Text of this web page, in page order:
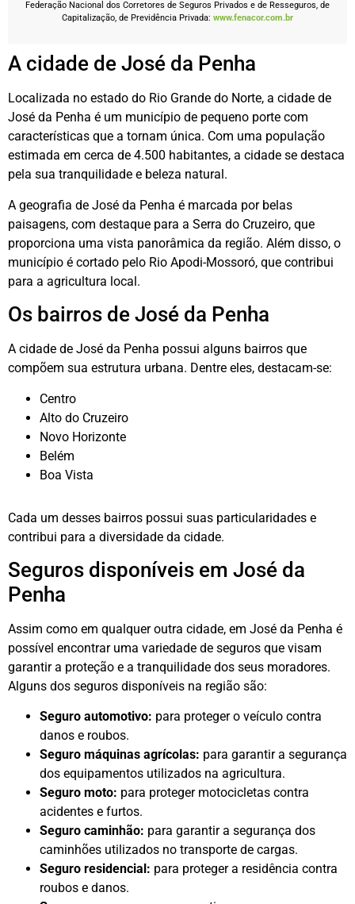
Federação Nacional dos Corretores de Seguros Privados e de Resseguros, de
Capitalização, de Previdência Privada: www.fenacor.com.br
A cidade de José da Penha
Localizada no estado do Rio Grande do Norte, a cidade de
José da Penha é um município de pequeno porte com
características que a tornam única. Com uma população
estimada em cerca de 4.500 habitantes, a cidade se destaca
pela sua tranquilidade e beleza natural.
A geografia de José da Penha é marcada por belas
paisagens, com destaque para a Serra do Cruzeiro, que
proporciona uma vista panorâmica da região. Além disso, o
município é cortado pelo Rio Apodi-Mossoró, que contribui
para a agricultura local.
Os bairros de José da Penha
A cidade de José da Penha possui alguns bairros que
compõem sua estrutura urbana. Dentre eles, destacam-se:
Centro
Alto do Cruzeiro
Novo Horizonte
Belém
Boa Vista
Cada um desses bairros possui suas particularidades e
contribui para a diversidade da cidade.
Seguros disponíveis em José da
Penha
Assim como em qualquer outra cidade, em José da Penha é
possível encontrar uma variedade de seguros que visam
garantir a proteção e a tranquilidade dos seus moradores.
Alguns dos seguros disponíveis na região são:
Seguro automotivo: para proteger o veículo contra
danos e roubos.
Seguro máquinas agrícolas: para garantir a segurança
dos equipamentos utilizados na agricultura.
Seguro moto: para proteger motocicletas contra
acidentes e furtos.
Seguro caminhão: para garantir a segurança dos
caminhões utilizados no transporte de cargas.
Seguro residencial: para proteger a residência contra
roubos e danos.